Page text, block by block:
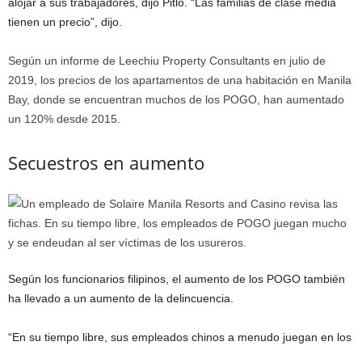
tienen un precio”, dijo.
Según un informe de Leechiu Property Consultants en julio de
2019, los precios de los apartamentos de una habitación en Manila
Bay, donde se encuentran muchos de los POGO, han aumentado
un 120% desde 2015.
Secuestros en aumento
Según los funcionarios filipinos, el aumento de los POGO también
ha llevado a un aumento de la delincuencia.
“En su tiempo libre, sus empleados chinos a menudo juegan en los